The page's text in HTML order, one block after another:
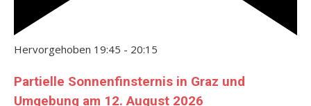
Hervorgehoben 19:45 - 20:15
Partielle Sonnenfinsternis in Graz und
Umgebung am 12. August 2026